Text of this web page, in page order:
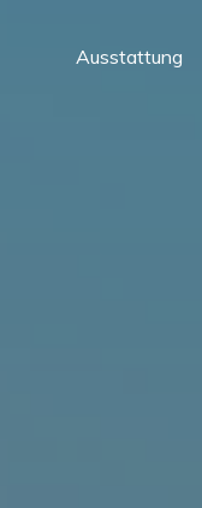
Ausstattung